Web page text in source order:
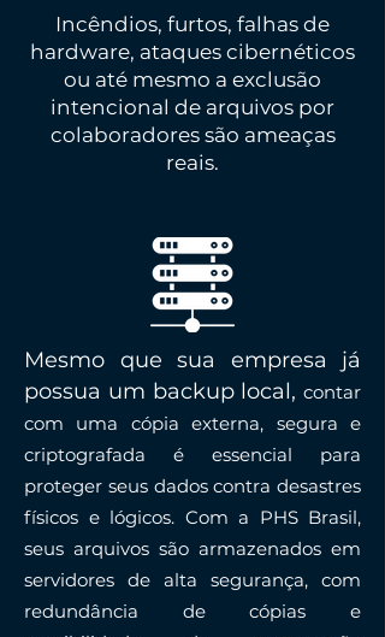
Incêndios, furtos, falhas de
hardware, ataques cibernéticos
ou até mesmo a exclusão
intencional de arquivos por
colaboradores são ameaças
reais.
Mesmo que sua empresa já
possua um backup local, contar
com uma cópia externa, segura e
criptografada é essencial para
proteger seus dados contra desastres
físicos e lógicos. Com a PHS Brasil,
seus arquivos são armazenados em
servidores de alta segurança, com
redundância de cópias e